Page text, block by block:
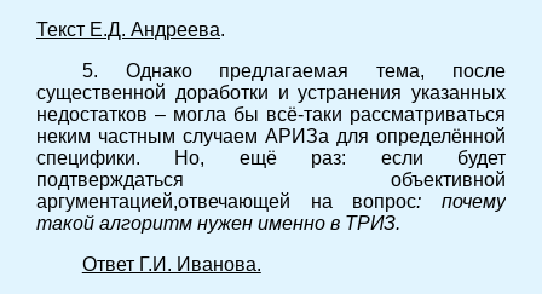
Текст Е.Д. Андреева.
5. Однако предлагаемая тема, после
существенной доработки и устранения указанных
недостатков – могла бы всё-таки рассматриваться
неким частным случаем АРИЗа для определённой
специфики. Но, ещё раз: если будет
подтверждаться объективной
аргументацией,отвечающей на вопрос: почему
такой алгоритм нужен именно в ТРИЗ.
Ответ Г.И. Иванова.